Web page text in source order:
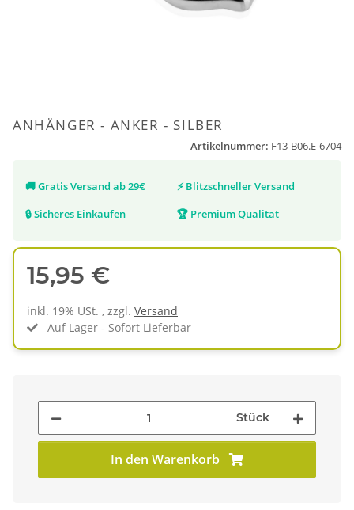
ANHÄNGER - ANKER - SILBER
Artikelnummer: F13-B06.E-6704
🚚Gratis Versand ab 29€ ⚡ Blitzschneller Versand
🔒Sicheres Einkaufen 🏆 Premium Qualität
15,95 €
inkl. 19% USt. , zzgl. Versand
Auf Lager - Sofort Lieferbar
Stück
In den Warenkorb